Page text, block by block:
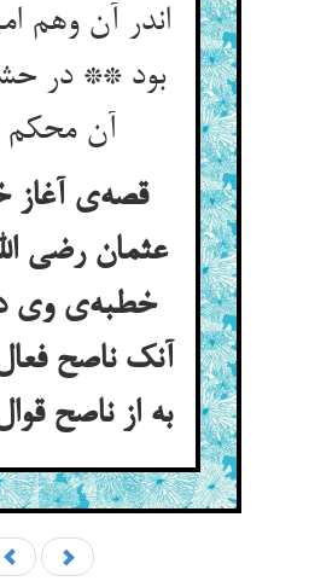
اندر آن وهم
بود ** در
آن محکم
قصه‌ی آغاز
عثمان رضی
خطبه‌ی وی
آنک ناصح
به از ناصح